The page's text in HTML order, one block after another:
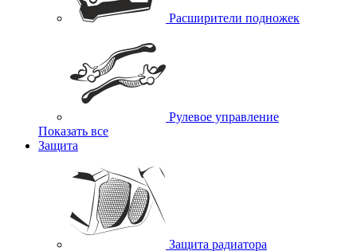
Расширители подножек
Рулевое управление
Показать все
Защита
Защита радиатора